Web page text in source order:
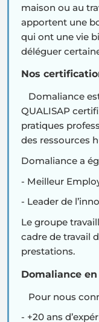
maison ou au
apportent une
qui ont une vie
déléguer
Nos
Domaliance
QUALISAP
pratiques
des ressources
Domaliance a
- Meilleur
- Leader de
Le groupe
cadre de travail
prestations.
Domaliance
Pour nous
- +20 ans